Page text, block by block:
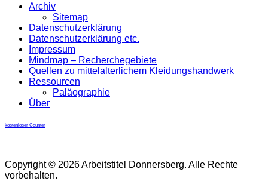
Archiv
Sitemap
Datenschutzerklärung
Datenschutzerklärung etc.
Impressum
Mindmap – Recherchegebiete
Quellen zu mittelalterlichem Kleidungshandwerk
Ressourcen
Paläographie
Über
kostenloser Counter
Copyright © 2026 Arbeitstitel Donnersberg. Alle Rechte
vorbehalten.